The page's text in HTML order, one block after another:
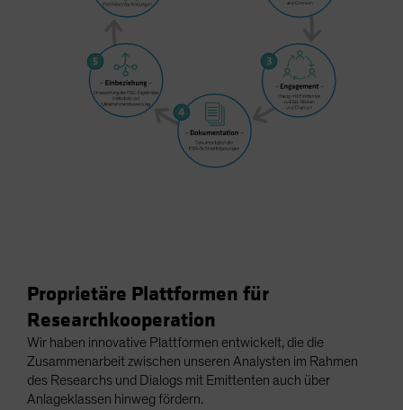
Proprietäre Plattformen für
Researchkooperation
Wir haben innovative Plattformen entwickelt, die die
Zusammenarbeit zwischen unseren Analysten im Rahmen
des Researchs und Dialogs mit Emittenten auch über
Anlageklassen hinweg fördern.